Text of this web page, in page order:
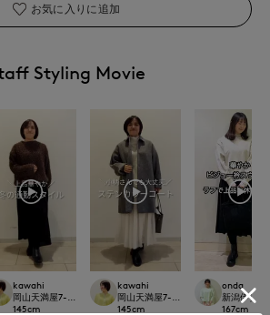
お気に入りに追加
Styling Movie
kawahi
岡山天満屋7-IDconcept.
145cm
kawahi
岡山天満屋7-IDconcept.
145cm
onda
新潟伊勢
167cm